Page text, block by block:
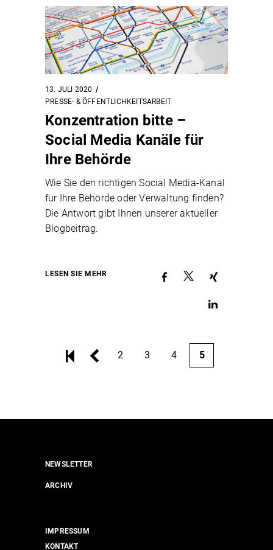
13. JULI 2020
PRESSE- & ÖFFENTLICHKEITSARBEIT
Konzentration bitte –
Social Media Kanäle für
Ihre Behörde
Wie Sie den richtigen Social Media-Kanal
für Ihre Behörde oder Verwaltung finden?
Die Antwort gibt Ihnen unserer aktueller
Blogbeitrag.
LESEN SIE MEHR
2 3 4 5
NEWSLETTER
ARCHIV
IMPRESSUM
KONTAKT